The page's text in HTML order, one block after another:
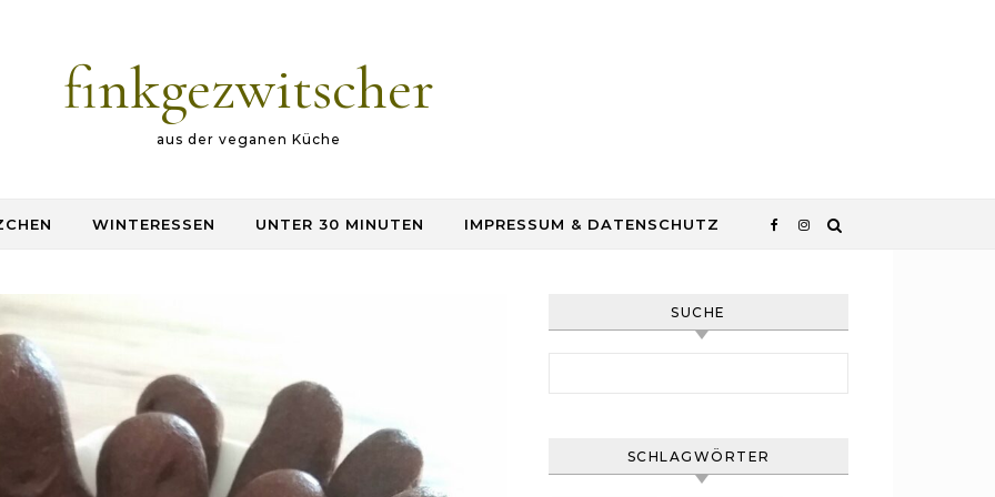
finkgezwitscher
aus der veganen Küche
WINTERESSEN UNTER 30 MINUTEN IMPRESSUM & DATENSCHUTZ
SUCHE
SCHLAGWÖRTER